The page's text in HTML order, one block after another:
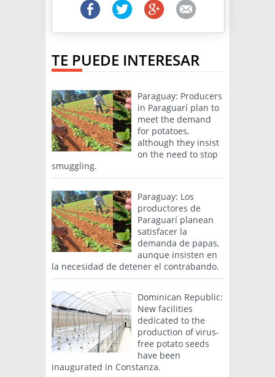
TE PUEDE INTERESAR
Paraguay: Producers
in Paraguarí plan to
meet the demand
for potatoes,
although they insist
on the need to stop
smuggling.
Paraguay: Los
productores de
Paraguarí planean
satisfacer la
demanda de papas,
aunque insisten en
la necesidad de detener el contrabando.
Dominican Republic:
New facilities
dedicated to the
production of virus-
free potato seeds
have been
inaugurated in Constanza.